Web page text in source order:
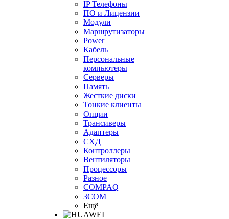
IP Телефоны
ПО и Лицензии
Модули
Маршрутизаторы
Power
Кабель
Персональные
компьютеры
Серверы
Память
Жесткие диски
Тонкие клиенты
Опции
Трансиверы
Адаптеры
СХД
Контроллеры
Вентиляторы
Процессоры
Разное
COMPAQ
3COM
Ещё